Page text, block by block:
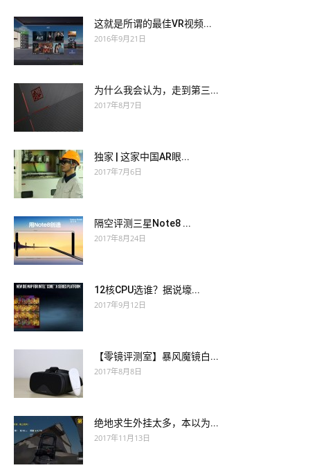
这就是所谓的最佳VR视频...
2016年9月21日
为什么我会认为，走到第三...
2017年8月7日
独家 | 这家中国AR眼...
2017年7月6日
隔空评测三星Note8 ...
2017年8月24日
12核CPU选谁？据说壕...
2017年9月12日
【零镜评测室】暴风魔镜白...
2017年8月8日
绝地求生外挂太多，本以为...
2017年11月13日